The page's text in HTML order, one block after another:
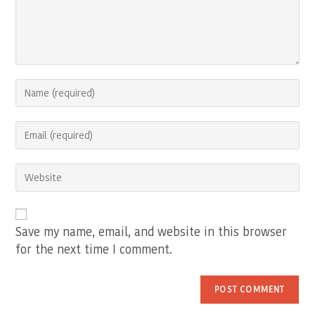
your
username
comment
your
address
your
(optional)
Save my name, email, and website in this browser
for the next time I comment.